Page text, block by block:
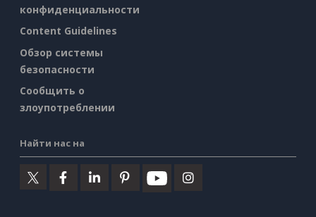
конфиденциальности
Content Guidelines
Обзор системы
безопасности
Сообщить о
злоупотреблении
Найти нас на